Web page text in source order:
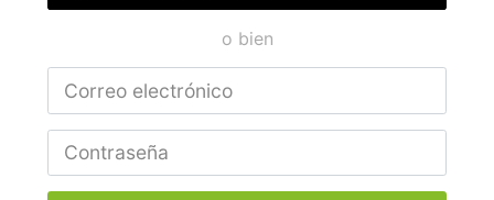
o bien